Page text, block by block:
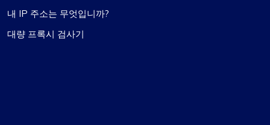
속한 대응과 모든 문제에 대한 해결책을 신속하게 찾
는 능력에 대해 특별한 감사를 표하고 싶습니다.
내 IP 주소는 무엇입니까?
대량 프록시 검사기